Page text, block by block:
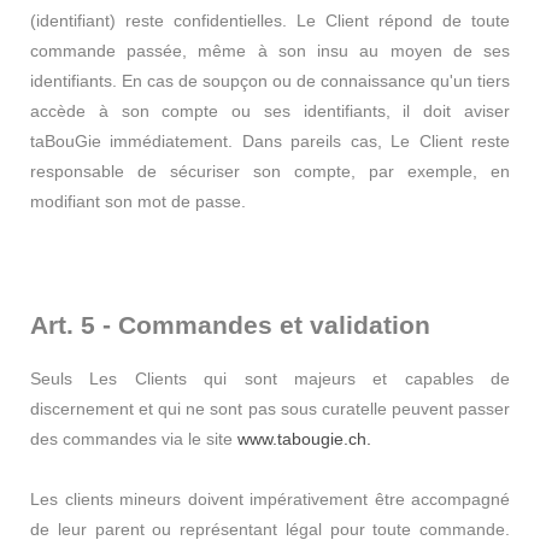
(identifiant) reste confidentielles. Le Client répond de toute
commande passée, même à son insu au moyen de ses
identifiants. En cas de soupçon ou de connaissance qu'un tiers
accède à son compte ou ses identifiants, il doit aviser
taBouGie immédiatement. Dans pareils cas, Le Client reste
responsable de sécuriser son compte, par exemple, en
modifiant son mot de passe.
Art. 5 - Commandes et validation
Seuls Les Clients qui sont majeurs et capables de
discernement et qui ne sont pas sous curatelle peuvent passer
des commandes via le site www.tabougie.ch.
Les clients mineurs doivent impérativement être accompagné
de leur parent ou représentant légal pour toute commande.